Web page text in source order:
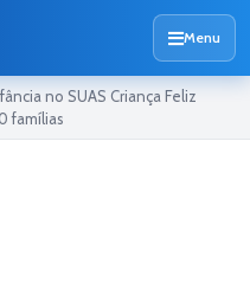
Menu
no SUAS Criança Feliz
famílias